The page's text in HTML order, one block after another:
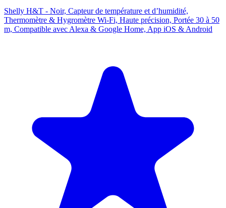
Shelly H&T - Noir, Capteur de température et d’humidité,
Thermomètre & Hygromètre Wi-Fi, Haute précision, Portée 30 à 50
m, Compatible avec Alexa & Google Home, App iOS & Android